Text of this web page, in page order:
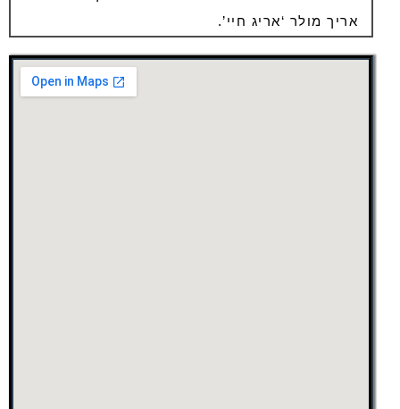
אריך מולר ‘אריג חיי’.